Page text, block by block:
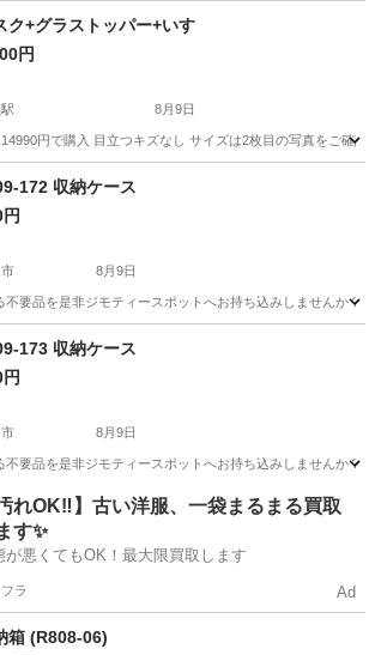
その他 障子紙
ク+グラストッパー+いす
円
8月9日
円で購入 目立つキズなし サイズは2枚目の写真をご確認
テーブル
172 収納ケース
8月9日
品を是非ジモティースポットへお持ち込みしませんか？
現地
173 収納ケース
8月9日
品を是非ジモティースポットへお持ち込みしませんか？
納家具 現地
汚れOK‼️】古い洋服、一袋まるまる買取
す✨
が悪くてもOK！最大限買取します
ラ Ad
箱 (R808-06)